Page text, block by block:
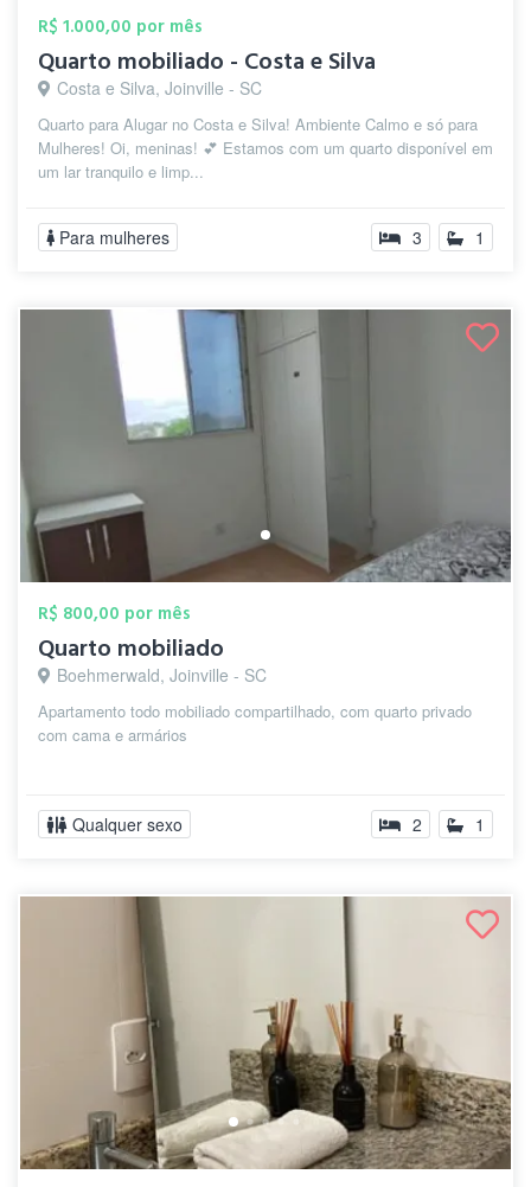
R$ 1.000,00 por mês
Quarto mobiliado - Costa e Silva
Costa e Silva, Joinville - SC
Quarto para Alugar no Costa e Silva! Ambiente Calmo e só para
Mulheres! Oi, meninas! 💕 Estamos com um quarto disponível em
um lar tranquilo e limp...
Para mulheres 3 1
R$ 800,00 por mês
Quarto mobiliado
Boehmerwald, Joinville - SC
Apartamento todo mobiliado compartilhado, com quarto privado
com cama e armários
Qualquer sexo 2 1